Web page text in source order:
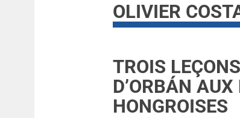
OLIVIER
TROIS
D’ORBÁN
HONGROISES